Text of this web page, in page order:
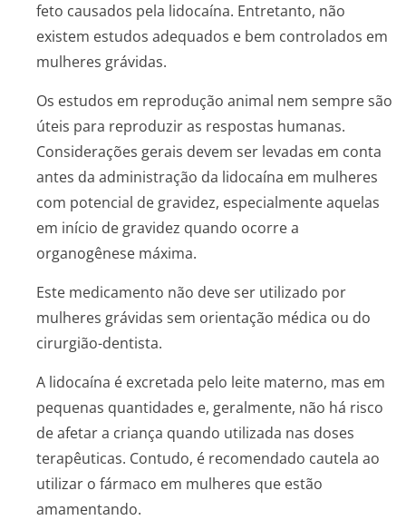
feto causados pela lidocaína. Entretanto, não
existem estudos adequados e bem controlados em
mulheres grávidas.
Os estudos em reprodução animal nem sempre são
úteis para reproduzir as respostas humanas.
Considerações gerais devem ser levadas em conta
antes da administração da lidocaína em mulheres
com potencial de gravidez, especialmente aquelas
em início de gravidez quando ocorre a
organogênese máxima.
Este medicamento não deve ser utilizado por
mulheres grávidas sem orientação médica ou do
cirurgião-dentista.
A lidocaína é excretada pelo leite materno, mas em
pequenas quantidades e, geralmente, não há risco
de afetar a criança quando utilizada nas doses
terapêuticas. Contudo, é recomendado cautela ao
utilizar o fármaco em mulheres que estão
amamentando.